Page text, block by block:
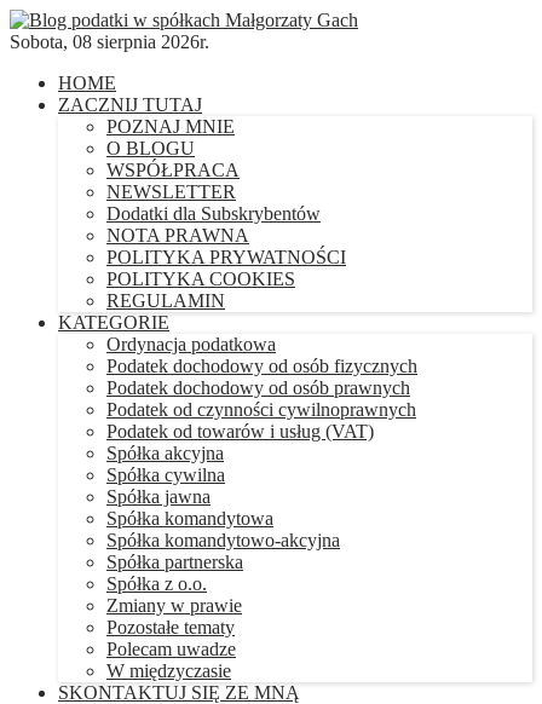
Sobota, 08 sierpnia 2026r.
HOME
ZACZNIJ TUTAJ
POZNAJ MNIE
O BLOGU
WSPÓŁPRACA
NEWSLETTER
Dodatki dla Subskrybentów
NOTA PRAWNA
POLITYKA PRYWATNOŚCI
POLITYKA COOKIES
REGULAMIN
KATEGORIE
Ordynacja podatkowa
Podatek dochodowy od osób fizycznych
Podatek dochodowy od osób prawnych
Podatek od czynności cywilnoprawnych
Podatek od towarów i usług (VAT)
Spółka akcyjna
Spółka cywilna
Spółka jawna
Spółka komandytowa
Spółka komandytowo-akcyjna
Spółka partnerska
Spółka z o.o.
Zmiany w prawie
Pozostałe tematy
Polecam uwadze
W międzyczasie
SKONTAKTUJ SIĘ ZE MNĄ